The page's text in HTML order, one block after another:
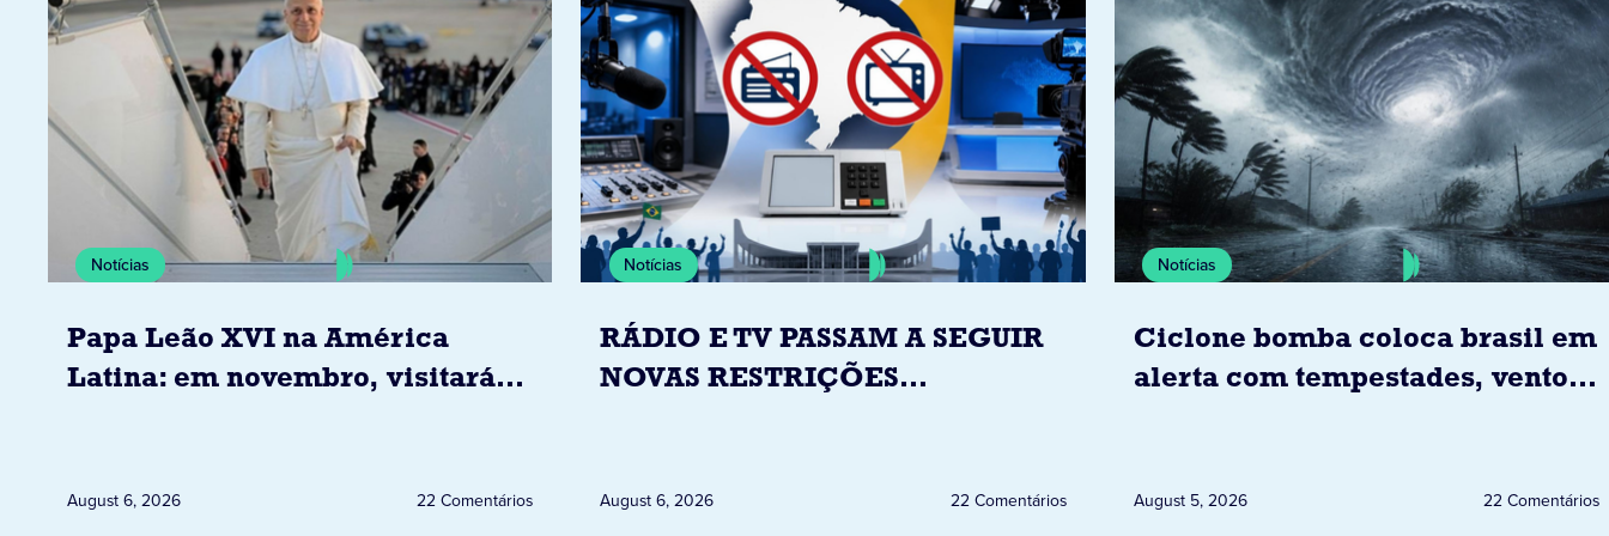
Notícias
Papa Leão XVI na América
Latina: em novembro, visitará
August 6, 2026 22 Comentários
Notícias
RÁDIO E TV PASSAM A SEGUIR
NOVAS RESTRIÇÕES
August 6, 2026 22 Comentários
Notícias
Ciclone bomba coloca brasil em
alerta com tempestades, ventos
August 5, 2026 22 Comentários